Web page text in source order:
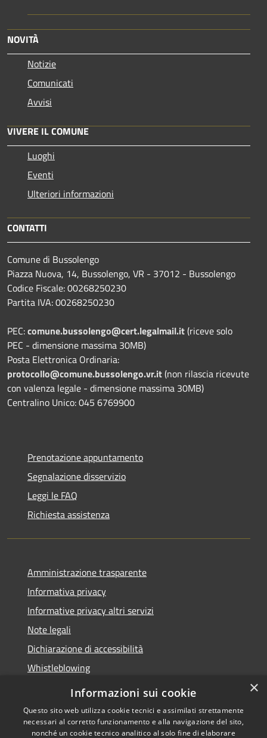
NOVITÀ
Notizie
Comunicati
Avvisi
VIVERE IL COMUNE
Luoghi
Eventi
Ulteriori informazioni
CONTATTI
Comune di Bussolengo
Piazza Nuova, 14, Bussolengo, VR - 37012 - Bussolengo
Codice Fiscale: 00268250230
Partita IVA: 00268250230
PEC:comune.bussolengo@cert.legalmail.it(riceve solo
PEC - dimensione massima 30MB)
Posta Elettronica Ordinaria:
protocollo@comune.bussolengo.vr.it(non rilascia ricevute
con valenza legale - dimensione massima 30MB)
Centralino Unico: 045 6769900
Prenotazione appuntamento
Segnalazione disservizio
Leggi le FAQ
Richiesta assistenza
Amministrazione trasparente
Informativa privacy
Informative privacy altri servizi
Note legali
Dichiarazione di accessibilità
Whistleblowing
RSS
Copyright © 2026 • Comune di
×
Informazioni sui cookie
Questo sito web utilizza cookie tecnici e assimilati strettamente
necessari al corretto funzionamento e alla navigazione del sito,
nonché un cookie tecnico analitico al solo fine di elaborare